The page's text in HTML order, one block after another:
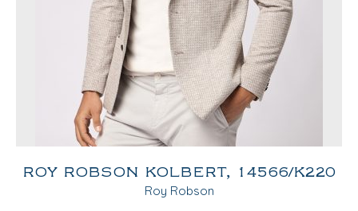
ROY ROBSON KOLBERT, 14566/K220
Roy Robson